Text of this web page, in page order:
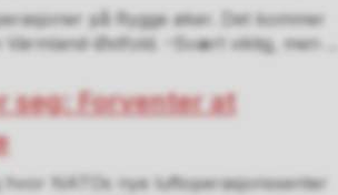
på Rygge øker. Det kommer
Østfold. –Svært viktig, men ...
seg: Forventer at
hvor NATOs nye luftoperasjonssenter